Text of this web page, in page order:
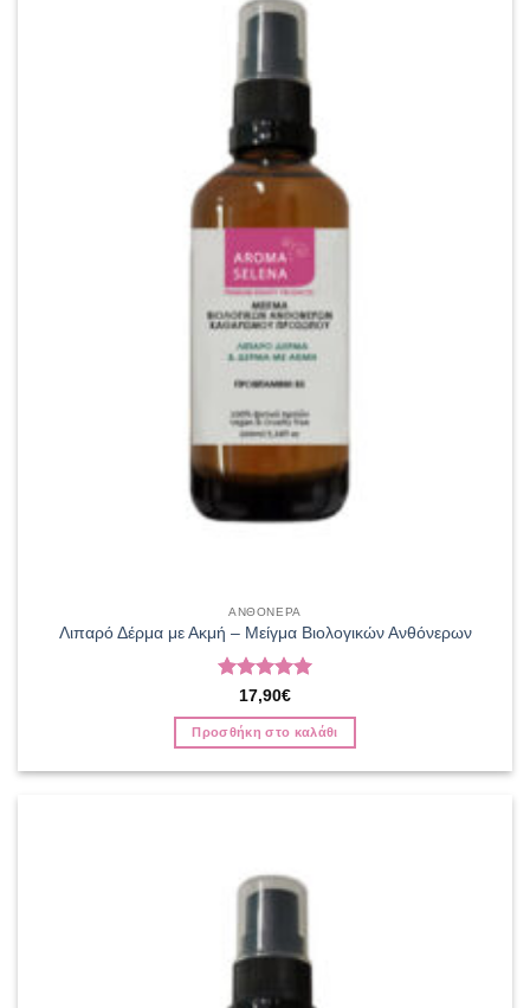
ΑΝΘΟΝΕΡΑ
Λιπαρό Δέρμα με Ακμή – Μείγμα Βιολογικών Ανθόνερων
Βαθμολογήθηκε
με5από 5
17,90€
Προσθήκη στο καλάθι